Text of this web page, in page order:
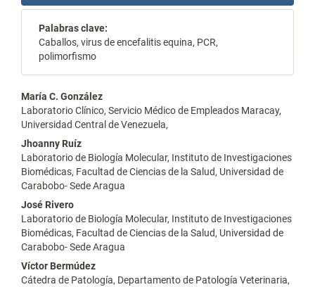
Palabras clave:
Caballos, virus de encefalitis equina, PCR,
polimorfismo
Contenido
principal
del
artículo
María C. González
Laboratorio Clínico, Servicio Médico de Empleados Maracay,
Universidad Central de Venezuela,
Jhoanny Ruíz
Laboratorio de Biología Molecular, Instituto de Investigaciones
Biomédicas, Facultad de Ciencias de la Salud, Universidad de
Carabobo- Sede Aragua
José Rivero
Laboratorio de Biología Molecular, Instituto de Investigaciones
Biomédicas, Facultad de Ciencias de la Salud, Universidad de
Carabobo- Sede Aragua
Víctor Bermúdez
Cátedra de Patología, Departamento de Patología Veterinaria,